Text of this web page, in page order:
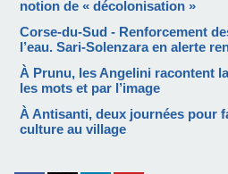
notion de « décolonisation »
Corse-du-Sud - Renforcement
l’eau. Sari-Solenzara en alerte
À Prunu, les Angelini racontent
les mots et par l’image
À Antisanti, deux journées pour
culture au village